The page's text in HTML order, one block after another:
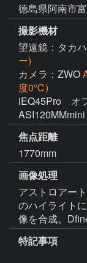
徳島県阿南市
撮影機材
望遠鏡：タカ
ー)
カメラ：ZWO
度0℃)
iEQ45Pro　オ
ASI120MMmini
焦点距離
1770mm
画像処理
アストロアー
のハイライト
像を合成。
特記事項